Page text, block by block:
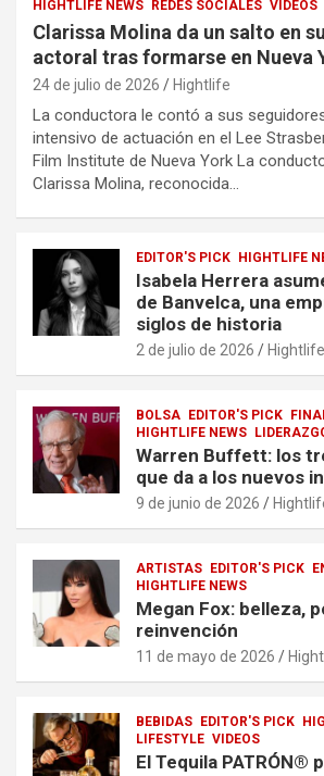
HIGHTLIFE NEWS REDES SOCIALES VIDEOS
Clarissa Molina da un salto en
actoral tras formarse en Nueva
24 de julio de 2026 Hightlife
La conductora le contó a sus
intensivo de actuación en el Lee
Film Institute de Nueva York La
Clarissa Molina, reconocida…
EDITOR'S PICK HIGHTLIFE
Isabela Herrera
de Banvelca, una
siglos de historia
2 de julio de 2026 Hightlife
BOLSA EDITOR'S PICK
HIGHTLIFE NEWS
Warren Buffett: los
que da a los nuevos
9 de junio de 2026
ARTISTAS EDITOR'S PICK
HIGHTLIFE NEWS
Megan Fox: belleza,
reinvención
11 de mayo de 2026
BEBIDAS EDITOR'S PICK
LIFESTYLE VIDEOS
El Tequila PATRÓN®